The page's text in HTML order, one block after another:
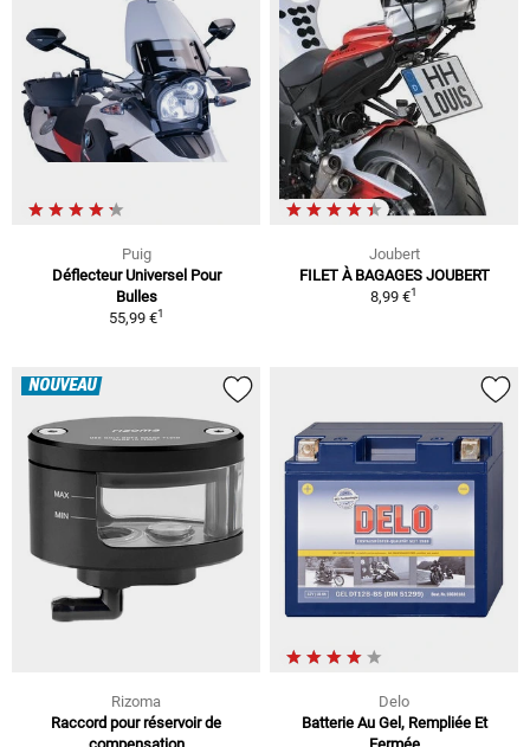
Puig
Déflecteur Universel Pour
Bulles
55,99 €1
Joubert
FILET À BAGAGES JOUBERT
8,99 €1
NOUVEAU
Rizoma
Raccord pour réservoir de
Delo
Batterie Au Gel, Rempliée Et